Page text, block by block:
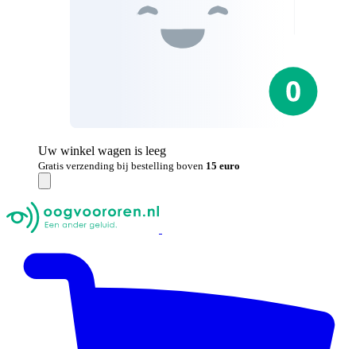
Uw winkel wagen is leeg
Gratis verzending bij bestelling boven 15 euro